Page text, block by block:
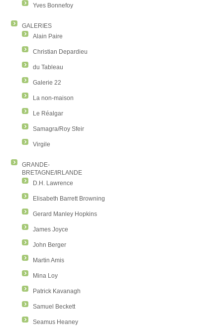
Yves Bonnefoy
GALERIES
Alain Paire
Christian Depardieu
du Tableau
Galerie 22
La non-maison
Le Réalgar
Samagra/Roy Sfeir
Virgile
GRANDE-
BRETAGNE/IRLANDE
D.H. Lawrence
Elisabeth Barrett Browning
Gerard Manley Hopkins
James Joyce
John Berger
Martin Amis
Mina Loy
Patrick Kavanagh
Samuel Beckett
Seamus Heaney